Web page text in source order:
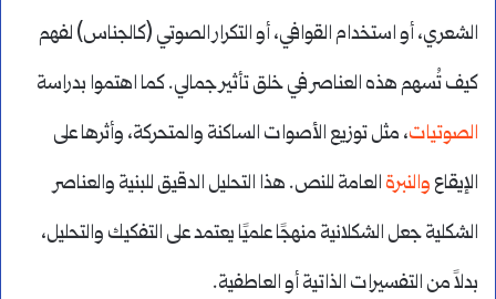
الشعري، أو استخدام القوافي، أو التكرار الصوتي (كالجناس) لفهم
كيف تُسهم هذه العناصر في خلق تأثير جمالي. كما اهتموا بدراسة
الصوتيات، مثل توزيع الأصوات الساكنة والمتحركة، وأثرها على
الإيقاع والنبرة العامة للنص. هذا التحليل الدقيق للبنية والعناصر
الشكلية جعل الشكلانية منهجًا علميًا يعتمد على التفكيك والتحليل،
بدلاً من التفسيرات الذاتية أو العاطفية.